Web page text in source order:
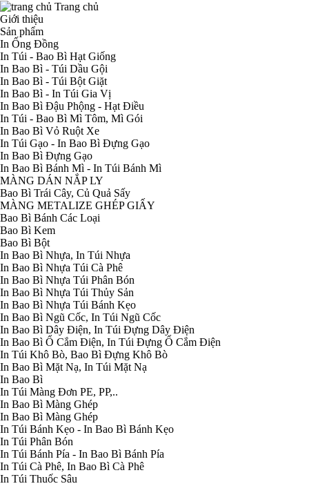
Trang chủ
Giới thiệu
Sản phẩm
In Ống Đồng
In Túi - Bao Bì Hạt Giống
In Bao Bì - Túi Dầu Gội
In Bao Bì - Túi Bột Giặt
In Bao Bì - In Túi Gia Vị
In Bao Bì Đậu Phộng - Hạt Điều
In Túi - Bao Bì Mì Tôm, Mì Gói
In Bao Bì Vỏ Ruột Xe
In Túi Gạo - In Bao Bì Đựng Gạo
In Bao Bì Đựng Gạo
In Bao Bì Bánh Mì - In Túi Bánh Mì
MÀNG DÁN NẮP LY
Bao Bì Trái Cây, Củ Quả Sấy
MÀNG METALIZE GHÉP GIẤY
Bao Bì Bánh Các Loại
Bao Bì Kem
Bao Bì Bột
In Bao Bì Nhựa, In Túi Nhựa
In Bao Bì Nhựa Túi Cà Phê
In Bao Bì Nhựa Túi Phân Bón
In Bao Bì Nhựa Túi Thủy Sản
In Bao Bì Nhựa Túi Bánh Kẹo
In Bao Bì Ngũ Cốc, In Túi Ngũ Cốc
In Bao Bì Dây Điện, In Túi Đựng Dây Điện
In Bao Bì Ổ Cắm Điện, In Túi Đựng Ổ Cắm Điện
In Túi Khô Bò, Bao Bì Đựng Khô Bò
In Bao Bì Mặt Nạ, In Túi Mặt Nạ
In Bao Bì
In Túi Màng Đơn PE, PP,..
In Bao Bì Màng Ghép
In Bao Bì Màng Ghép
In Túi Bánh Kẹo - In Bao Bì Bánh Kẹo
In Túi Phân Bón
In Túi Bánh Pía - In Bao Bì Bánh Pía
In Túi Cà Phê, In Bao Bì Cà Phê
In Túi Thuốc Sâu